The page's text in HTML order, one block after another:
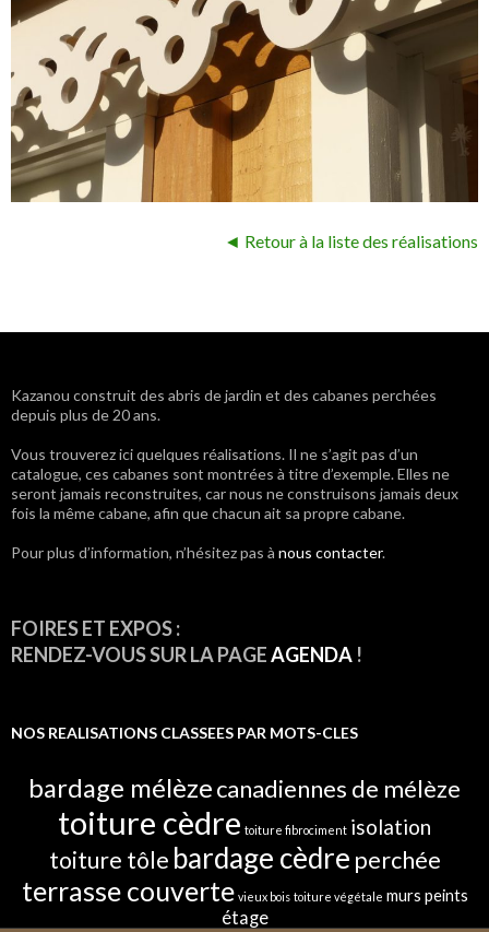
◄ Retour à la liste des réalisations
Navigation
des
articles
Kazanou construit des abris de jardin et des cabanes perchées
depuis plus de 20 ans.
Vous trouverez ici quelques réalisations. Il ne s’agit pas d’un
catalogue, ces cabanes sont montrées à titre d’exemple. Elles ne
seront jamais reconstruites, car nous ne construisons jamais deux
fois la même cabane, afin que chacun ait sa propre cabane.
Pour plus d’information, n’hésitez pas à nous contacter.
FOIRES ET EXPOS :
RENDEZ-VOUS SUR LA PAGEAGENDA !
NOS REALISATIONS CLASSEES PAR MOTS-CLES
bardage mélèzecanadiennes de mélèze
toiture cèdre toiture fibrociment isolation
toiture tôle bardage cèdre perchée
terrasse couverte vieux bois toiture végétale murs peints
étage